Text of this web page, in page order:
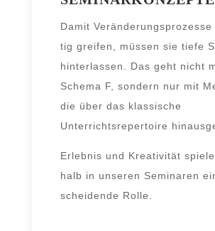
Damit
tig grei­fen, müs­sen sie tie­fe
hin­ter­las­sen. Das geht nicht
Schema F, son­dern nur mit
die über das klas­si­sche
Unterrichtsrepertoire
Erlebnis und Kreativität
halb in unse­ren Seminaren
schei­den­de Rolle.